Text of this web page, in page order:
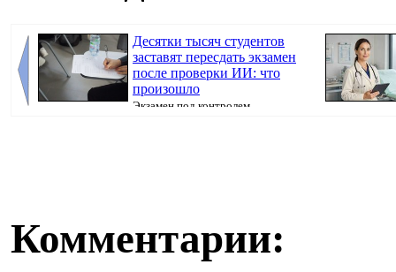
Десятки тысяч студентов
заставят пересдать экзамен
после проверки ИИ: что
произошло
Экзамен под контролем
Комментарии: